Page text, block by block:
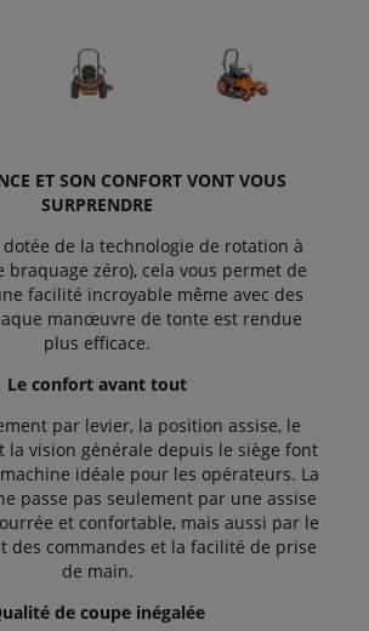
ET SON CONFORT VONT VOUS
SURPRENDRE
dotée de la technologie de rotation à
braquage zéro), cela vous permet de
facilité incroyable même avec des
manœuvre de tonte est rendue
plus efficace.
Le confort avant tout
par levier, la position assise, le
la vision générale depuis le siège font
idéale pour les opérateurs. La
passe pas seulement par une assise
et confortable, mais aussi par le
des commandes et la facilité de prise
de main.
de coupe inégalée